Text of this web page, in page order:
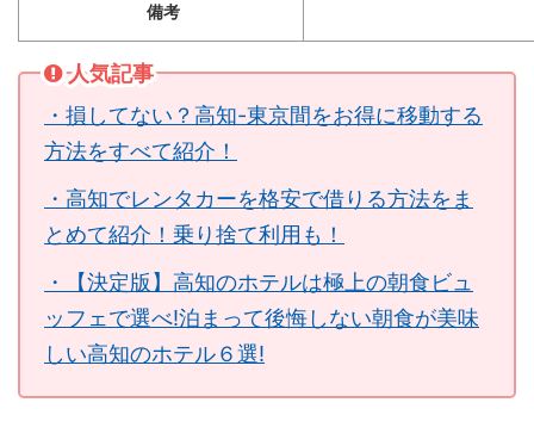
備考
人気記事
・損してない？高知-東京間をお得に移動する
方法をすべて紹介！
・高知でレンタカーを格安で借りる方法をま
とめて紹介！乗り捨て利用も！
・【決定版】高知のホテルは極上の朝食ビュ
ッフェで選べ!泊まって後悔しない朝食が美味
しい高知のホテル６選!